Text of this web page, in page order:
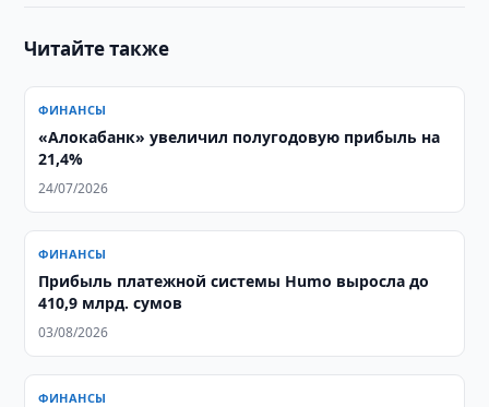
Читайте также
ФИНАНСЫ
«Алокабанк» увеличил полугодовую прибыль на
21,4%
24/07/2026
ФИНАНСЫ
Прибыль платежной системы Humo выросла до
410,9 млрд. сумов
03/08/2026
ФИНАНСЫ